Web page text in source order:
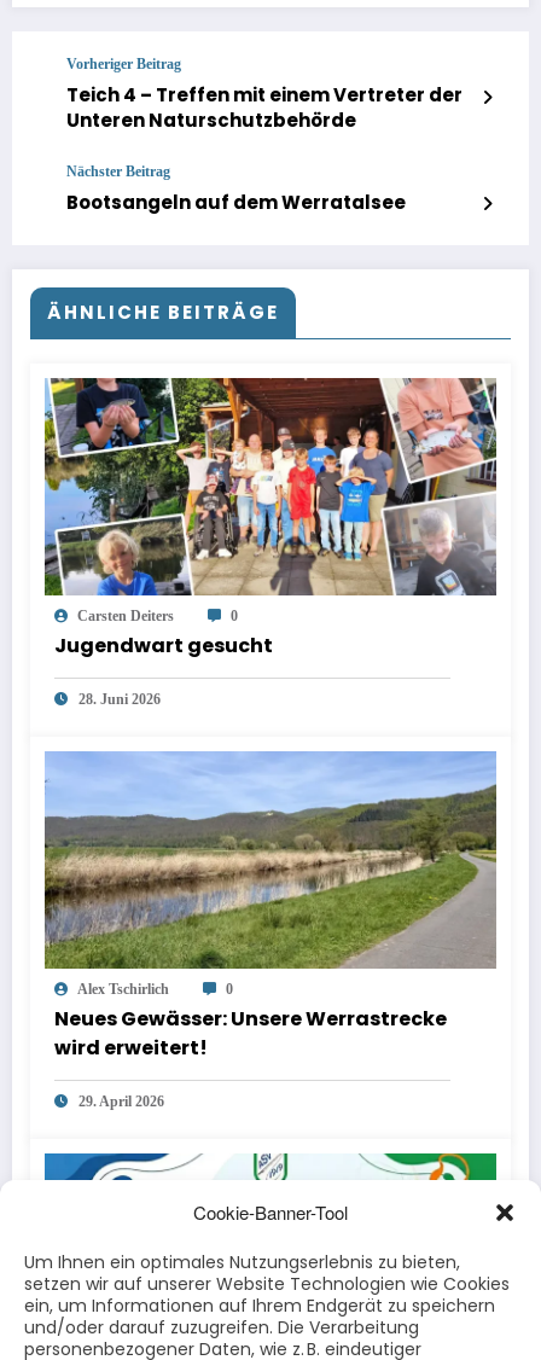
Cookie-Banner-Tool
Um Ihnen ein optimales Nutzungserlebnis zu bieten,
setzen wir auf unserer Website Technologien wie Cookies
ein, um Informationen auf Ihrem Endgerät zu speichern
und/oder darauf zuzugreifen. Die Verarbeitung
personenbezogener Daten, wie z. B. eindeutiger
Vorheriger Beitrag
Teich 4 – Treffen mit einem Vertreter der
Unteren Naturschutzbehörde
Nächster Beitrag
Bootsangeln auf dem Werratalsee
ÄHNLICHE BEITRÄGE
Carsten Deiters 0
Jugendwart gesucht
28. Juni 2026
Alex Tschirlich 0
Neues Gewässer: Unsere Werrastrecke
wird erweitert!
29. April 2026